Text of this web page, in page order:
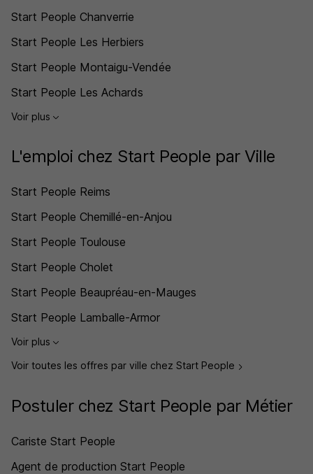
Start People Chanverrie
Start People Les Herbiers
Start People Montaigu-Vendée
Start People Les Achards
Voir plus
L'emploi chez Start People par Ville
Start People Reims
Start People Chemillé-en-Anjou
Start People Toulouse
Start People Cholet
Start People Beaupréau-en-Mauges
Start People Lamballe-Armor
Voir plus
Voir toutes les offres par ville chez Start People
Postuler chez Start People par Métier
Cariste Start People
Agent de production Start People